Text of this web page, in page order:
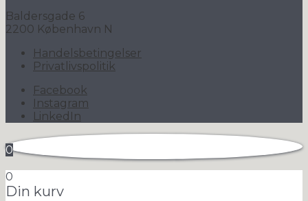
Baldersgade 6
2200 København N
Handelsbetingelser
Privatlivspolitik
Facebook
Instagram
LinkedIn
0
0
Din kurv